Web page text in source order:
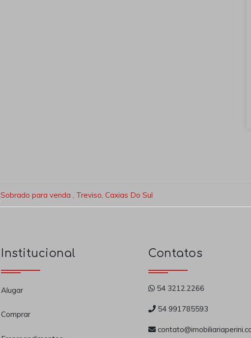
Sobrado para venda , Treviso, Caxias Do Sul
Institucional
Alugar
Comprar
Contatos
54 3212.2266
54 991785593